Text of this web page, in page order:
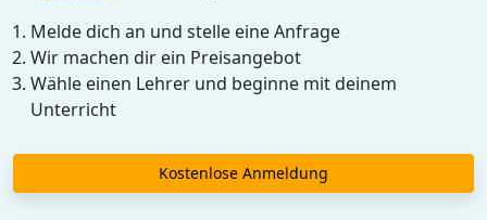
Melde dich an und stelle eine Anfrage
Wir machen dir ein Preisangebot
Wähle einen Lehrer und beginne mit deinem
Unterricht
Kostenlose Anmeldung